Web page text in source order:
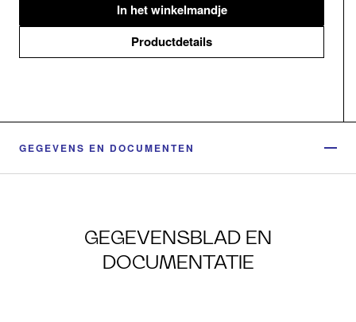
In het winkelmandje
Productdetails
GEGEVENS EN DOCUMENTEN
GEGEVENSBLAD EN
DOCUMENTATIE